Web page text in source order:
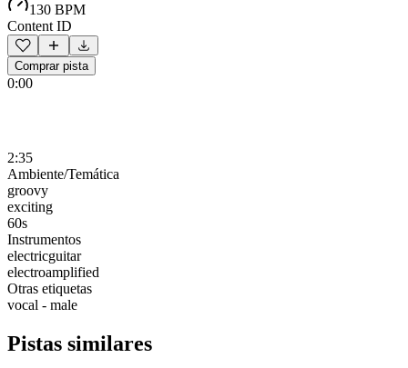
130 BPM
Content ID
Comprar pista
0:00
2:35
Ambiente/Temática
groovy
exciting
60s
Instrumentos
electricguitar
electroamplified
Otras etiquetas
vocal - male
Pistas similares